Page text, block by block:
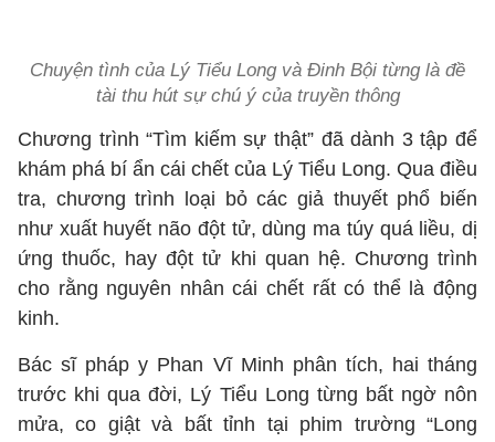
Chuyện tình của Lý Tiểu Long và Đinh Bội từng là đề
tài thu hút sự chú ý của truyền thông
Chương trình “Tìm kiếm sự thật” đã dành 3 tập để
khám phá bí ẩn cái chết của Lý Tiểu Long. Qua điều
tra, chương trình loại bỏ các giả thuyết phổ biến
như xuất huyết não đột tử, dùng ma túy quá liều, dị
ứng thuốc, hay đột tử khi quan hệ. Chương trình
cho rằng nguyên nhân cái chết rất có thể là động
kinh.
Bác sĩ pháp y Phan Vĩ Minh phân tích, hai tháng
trước khi qua đời, Lý Tiểu Long từng bất ngờ nôn
mửa, co giật và bất tỉnh tại phim trường “Long